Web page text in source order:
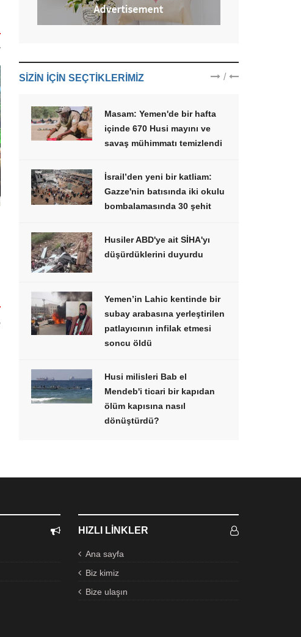
SIZIN IÇIN SEÇTIKLERIMIZ /
Masam: Yemen'de bir hafta
içinde 670 Husi mayını ve
savaş mühimmatı temizlendi
İsrail’den yeni bir katliam:
Gazze'nin batısında iki okulu
bombalamasında 30 şehit
Husiler ABD'ye ait SİHA'yı
düşürdüklerini duyurdu
Yemen’in Lahic kentinde bir
subay arabasına yerleştirilen
patlayıcının infilak etmesi
soncu öldü
Husi milisleri Bab el
Mendeb'i ticari bir kapıdan
ölüm kapısına nasıl
dönüştürdü?
HIZLI LINKLER
Ana sayfa
Biz kimiz
Bize ulaşın